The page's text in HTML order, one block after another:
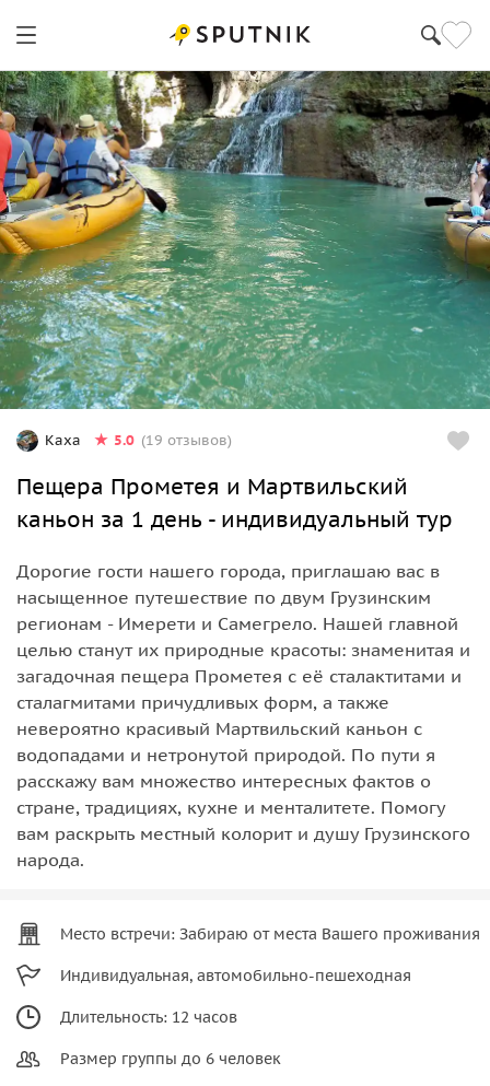
Каха 5.0 (19 отзывов)
Пещера Прометея и Мартвильский
каньон за 1 день - индивидуальный тур
Дорогие гости нашего города, приглашаю вас в
насыщенное путешествие по двум Грузинским
регионам - Имерети и Самегрело. Нашей главной
целью станут их природные красоты: знаменитая и
загадочная пещера Прометея с её сталактитами и
сталагмитами причудливых форм, а также
невероятно красивый Мартвильский каньон с
водопадами и нетронутой природой. По пути я
расскажу вам множество интересных фактов о
стране, традициях, кухне и менталитете. Помогу
вам раскрыть местный колорит и душу Грузинского
народа.
Место встречи: Забираю от места Вашего проживания
Индивидуальная, автомобильно-пешеходная
Длительность: 12 часов
Размер группы до 6 человек